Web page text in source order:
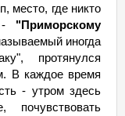
место, где никто
- "Приморскому
иногда
протянулся
В каждое время
- утром здесь